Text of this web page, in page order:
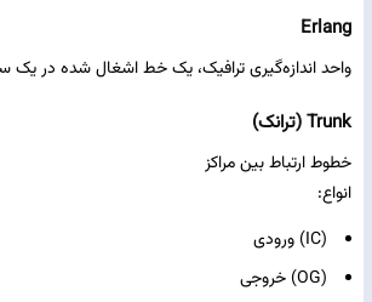
Erlang
واحد اندازه‌گیری ترافیک، یک خط اشغال‌ شده در یک
Trunk (ترانک)
خطوط ارتباط بین مراکز
انواع:
(IC) ورودی
(OG) خروجی